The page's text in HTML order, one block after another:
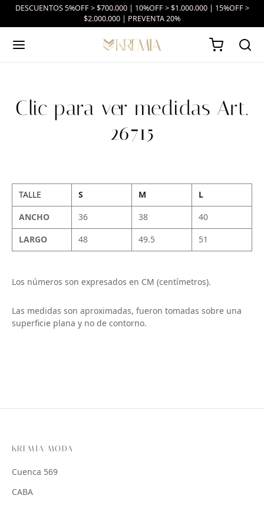
DESCUENTOS 5%OFF > $700.000 | 10%OFF > $1.000.000 | 15%OFF >
$2.000.000 | PREVENTA 20%
Clic para ver medidas Art.
26715
TALLE S M
L
ANCHO
36 38
40
LARGO
48 49.5 51
Los números son expresados en CM (centímetros).
Las medidas son aproximadas, fueron tomadas sobre una
superficie plana y no de contorno.
KREMIA MODA
Cuenca 569
CABA